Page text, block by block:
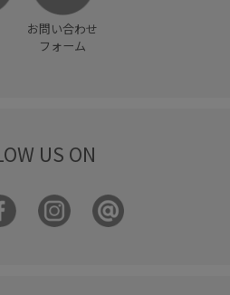
お問い合わせ
フォーム
US ON